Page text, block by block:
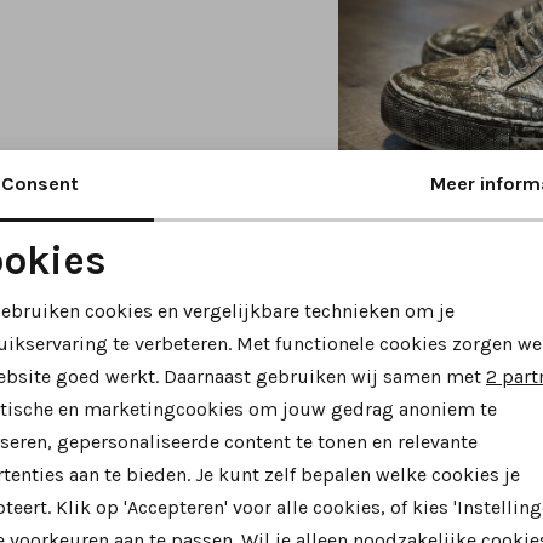
kun je je schoenen het
cookies
cookies Marketing cookies
Consent Meer
cookies en vergelijkbare technieken om je
te verbeteren. Met functionele cookies zorgen
goed werkt. Daarnaast gebruiken wij samen met 2
en marketingcookies om jouw gedrag anoniem te
gepersonaliseerde content te tonen en relevante
aan te bieden. Je kunt zelf bepalen welke cookies je
Klik op 'Accepteren' voor alle cookies, of kies